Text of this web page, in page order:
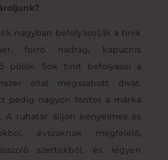
nagyban befolyásolják a tinik
forró nadrág, kapucnis
pólók. Sok tinit befolyásol a
által megszabott divat.
pedig nagyon fontos a márka
A ruhatár álljon kényelmes és
évszaknak megfelelő,
szettekből, és legyen